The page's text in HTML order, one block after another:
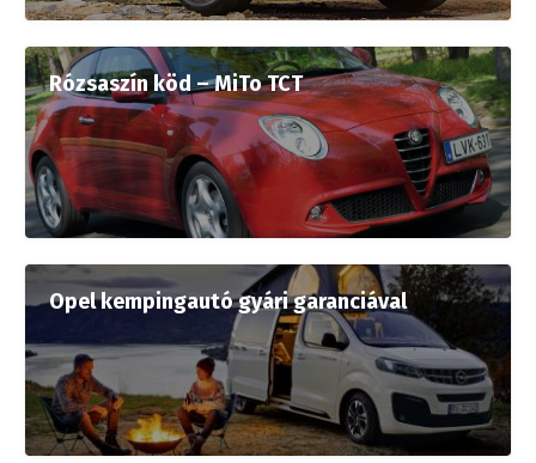
Rózsaszín köd – MiTo TCT
Opel kempingautó gyári garanciával